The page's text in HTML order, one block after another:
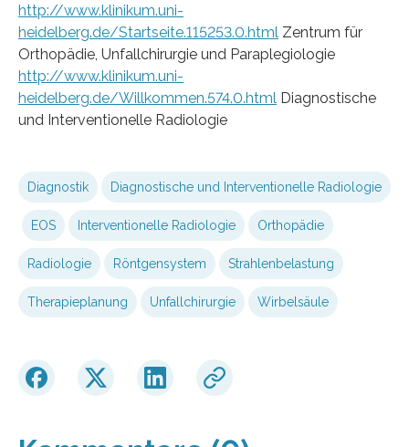
http://www.klinikum.uni-
heidelberg.de/Startseite.115253.0.html Zentrum für
Orthopädie, Unfallchirurgie und Paraplegiologie
http://www.klinikum.uni-
heidelberg.de/Willkommen.574.0.html Diagnostische
und Interventionelle Radiologie
Diagnostik Diagnostische und Interventionelle Radiologie
EOS Interventionelle Radiologie Orthopädie
Radiologie Röntgensystem Strahlenbelastung
Therapieplanung Unfallchirurgie Wirbelsäule